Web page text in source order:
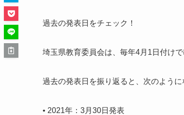
過去の発表日をチェック！
埼玉県教育委員会は、毎年4月1日付け
過去の発表日を振り返ると、次のように
• 2021年：3月30日発表